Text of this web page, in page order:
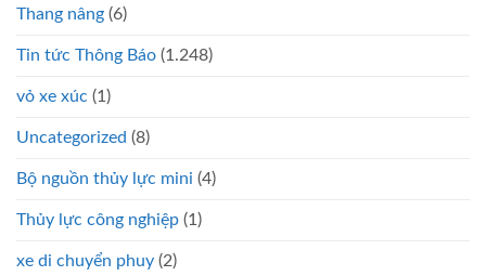
Thang nâng (6)
Tin tức Thông Báo (1.248)
vỏ xe xúc (1)
Uncategorized (8)
Bộ nguồn thủy lực mini (4)
Thủy lực công nghiệp (1)
xe di chuyển phuy (2)